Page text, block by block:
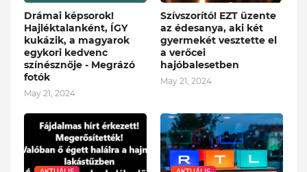
Drámai képsorok!
Hajléktalanként, ÍGY
kukázik, a magyarok
egykori kedvenc
színésznője - Megrázó
fotók
May 21, 2024
Szívszorító! EZT üzente
az édesanya, aki két
gyermekét vesztette el
a verőcei
hajóbalesetben
May 21, 2024